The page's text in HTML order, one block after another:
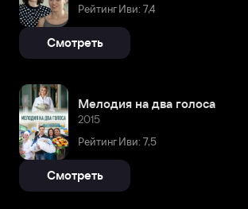
Рейтинг Иви: 7,4
Смотреть
Мелодия на два голоса
2015
Рейтинг Иви: 7,5
Смотреть